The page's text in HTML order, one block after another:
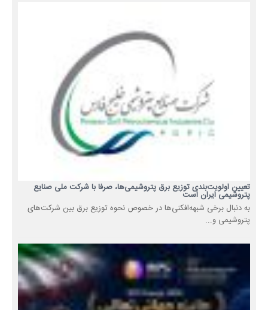
تعیین اولویت‌بندی توزیع برق پتروشیمی‌ها، صرفا با شرکت ملی صنایع
پتروشیمی ایران است
به دنبال برخی شبهه‌افکنی‌ها در خصوص نحوه توزیع برق بین شرکت‌های
پتروشیمی و...